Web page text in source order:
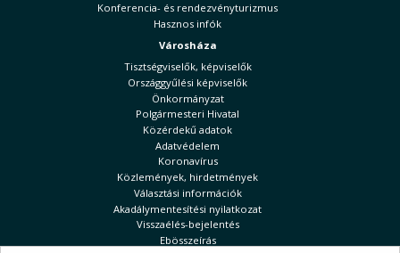
Konferencia- és rendezvényturizmus
Hasznos infók
Városháza
Tisztségviselők, képviselők
Országgyűlési képviselők
Önkormányzat
Polgármesteri Hivatal
Közérdekű adatok
Adatvédelem
Koronavírus
Közlemények, hirdetmények
Választási információk
Akadálymentesítési nyilatkozat
Visszaélés-bejelentés
Ebösszeírás